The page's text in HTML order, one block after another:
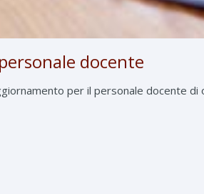
docente
per il personale docente